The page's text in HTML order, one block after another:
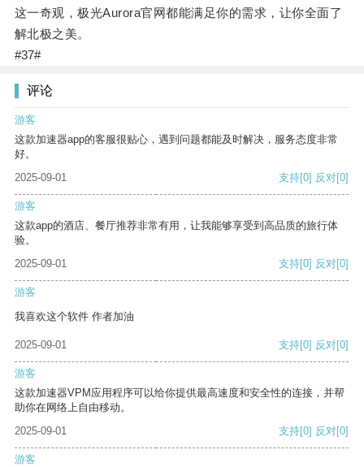
这一奇观，极光Aurora官网都能满足你的需求，让你全面了
解北极之美。
#37#
评论
游客
这款加速器app的客服很贴心，遇到问题都能及时解决，服务态度非常
好。
2025-09-01
支持[0] 反对[0]
游客
这款app的酒店、餐厅推荐非常有用，让我能够享受到高品质的旅行体
验。
2025-09-01
支持[0] 反对[0]
游客
我喜欢这个软件 作者加油
2025-09-01 支持[0] 反对[0]
游客
这款加速器VPM应用程序可以给你提供最高速度和安全性的连接，并帮
助你在网络上自由移动。
2025-09-01
支持[0] 反对[0]
游客